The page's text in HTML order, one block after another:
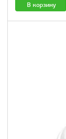
В корзину